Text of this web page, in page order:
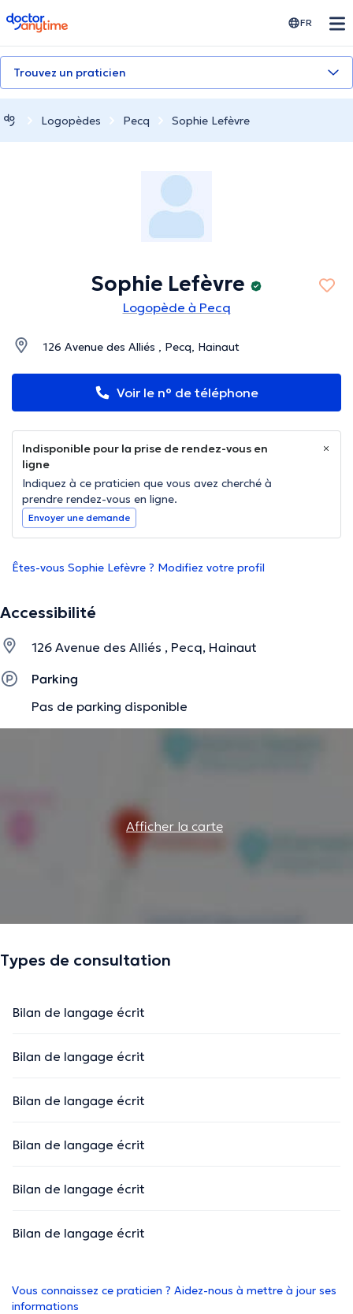
doctoranytime FR
Trouvez un praticien
Logopèdes Pecq Sophie Lefèvre
Sophie Lefèvre
Logopède à Pecq
126 Avenue des Alliés , Pecq, Hainaut
Voir le n° de téléphone
Indisponible pour la prise de rendez-vous en
ligne
Indiquez à ce praticien que vous avez cherché à
prendre rendez-vous en ligne.
Envoyer une demande
Êtes-vous Sophie Lefèvre ? Modifiez votre profil
Accessibilité
126 Avenue des Alliés , Pecq, Hainaut
Parking
Pas de parking disponible
Afficher la carte
Types de consultation
Bilan de langage écrit
Bilan de langage écrit
Bilan de langage écrit
Bilan de langage écrit
Bilan de langage écrit
Bilan de langage écrit
Vous connaissez ce praticien ? Aidez-nous à mettre à jour ses
informations